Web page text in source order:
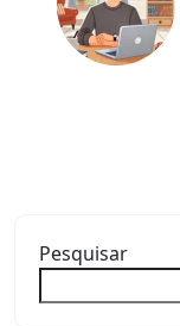
Pesquisar